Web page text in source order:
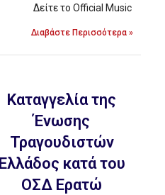
Δείτε το Official Music
Διαβάστε Περισσότερα »
Kαταγγελία της
Ένωσης
Τραγουδιστών
Ελλάδος κατά του
ΟΣΔ Ερατώ